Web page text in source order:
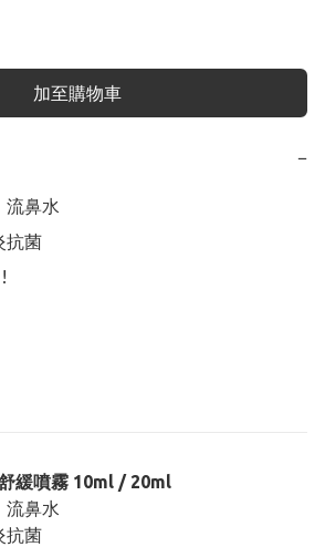
加至購物車
−
流鼻水
抗菌
緩噴霧 10ml / 20ml
流鼻水
抗菌